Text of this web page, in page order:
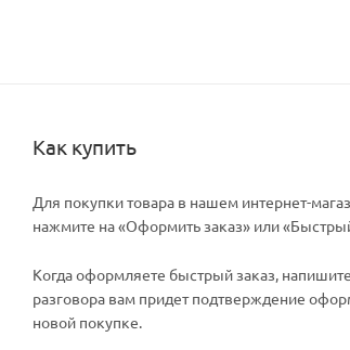
Как купить
Для покупки товара в нашем интернет-
нажмите на «Оформить заказ» или
Когда оформляете быстрый заказ,
разговора вам придет подтверждение
новой покупке.